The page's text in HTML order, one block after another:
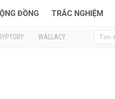
ĐỒNG TRẮC NGHIỆM
WALLACY